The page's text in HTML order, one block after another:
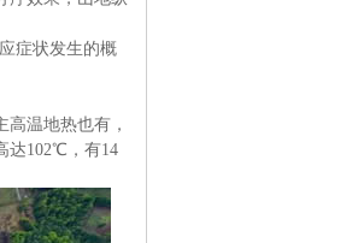
症状发生的概
温地热也有，
达102℃，有14